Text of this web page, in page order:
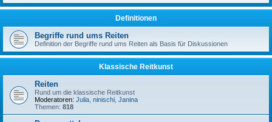
Definitionen
Begriffe rund ums Reiten
Definition der Begriffe rund ums Reiten als Basis für Diskussionen
Klassische Reitkunst
Reiten
Rund um die klassische Reitkunst
Moderatoren: Julia ninischi Janina
Themen: 818